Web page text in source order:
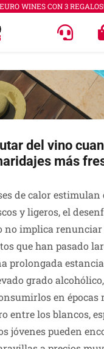
WINES CON 3 REGALOS!
del vino
más
de calor estimulan
y ligeros, el
no implica renunciar
que han pasado
prolongada
grado
en épocas
entre los blancos,
jóvenes pueden